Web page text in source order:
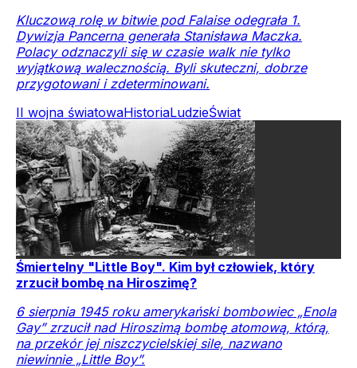
Kluczową rolę w bitwie pod Falaise odegrała 1.
Dywizja Pancerna generała Stanisława Maczka.
Polacy odznaczyli się w czasie walk nie tylko
wyjątkową walecznością. Byli skuteczni, dobrze
przygotowani i zdeterminowani.
II wojna światowaHistoriaLudzieŚwiat
Śmiertelny "Little Boy". Kim był człowiek, który
zrzucił bombę na Hiroszimę?
6 sierpnia 1945 roku amerykański bombowiec „Enola
Gay” zrzucił nad Hiroszimą bombę atomową, którą,
na przekór jej niszczycielskiej sile, nazwano
niewinnie „Little Boy”.